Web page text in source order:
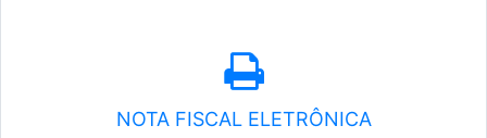
NOTA FISCAL ELETRÔNICA